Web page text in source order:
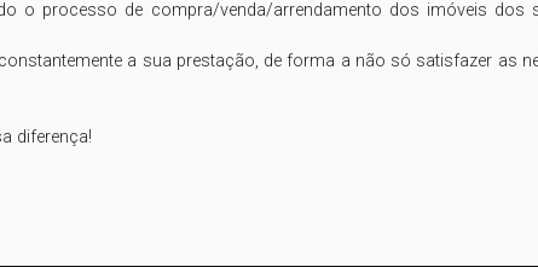
o processo de compra/venda/arrendamento dos imóveis dos
a sua prestação, de forma a não só satisfazer as
diferença!